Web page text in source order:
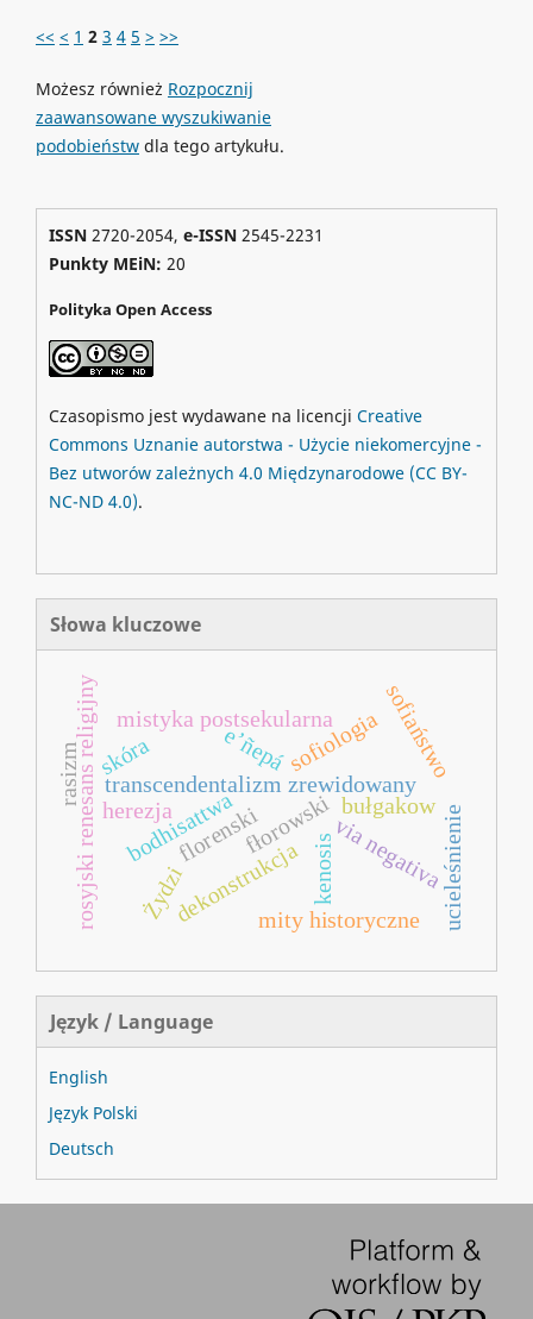
<< < 1 2 3 4 5 > >>
Możesz również Rozpocznij
zaawansowane wyszukiwanie
podobieństwdla tego artykułu.
ISSN2720-2054, e-ISSN2545-2231
Punkty MEiN: 20
Polityka Open Access
Czasopismo jest wydawane na licencji Creative
Commons Uznanie autorstwa - Użycie niekomercyjne -
Bez utworów zależnych 4.0 Międzynarodowe (CC BY-
NC-ND 4.0).
Słowa kluczowe
e’ñepá
bułgakow
transcendentalizm zrewidowany
sofiologiasofiaństwo
rosyjski renesans religijny florenskifłorowski
mistyka postsekularna
via negativa
kenosis
bodhisattwa
dekonstrukcjamity historyczne
Żydzi
rasizm
herezja ucieleśnienie
skóra
Język / Language
English
Język Polski
Deutsch